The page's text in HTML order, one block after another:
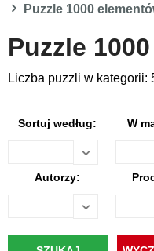
Puzzle 1000
Puzzle
Liczba puzzli w kategorii:
Sortuj według: W
Autorzy: